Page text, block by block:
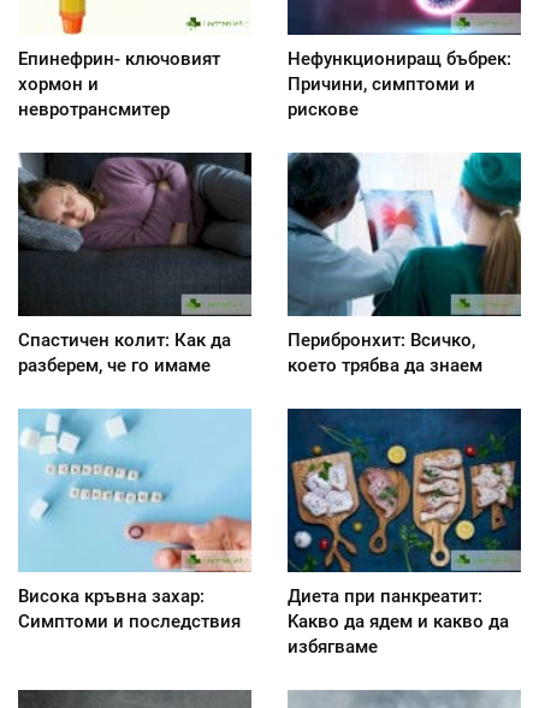
Епинефрин- ключовият
хормон и
невротрансмитер
Нефункциониращ бъбрек:
Причини, симптоми и
рискове
Спастичен колит: Как да
разберем, че го имаме
Перибронхит: Всичко,
което трябва да знаем
Висока кръвна захар:
Симптоми и последствия
Диета при панкреатит:
Kакво да ядем и какво да
избягваме